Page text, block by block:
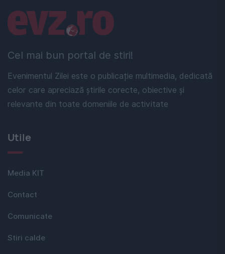
Cel mai bun portal de stiri!
Evenimentul Zilei este o publicație multimedia, dedicată
celor care apreciază știrile corecte, obiective și
relevante din toate domeniile de activitate
Linkuri utile
Utile
Media KIT
Contact
Comunicate
Stiri calde